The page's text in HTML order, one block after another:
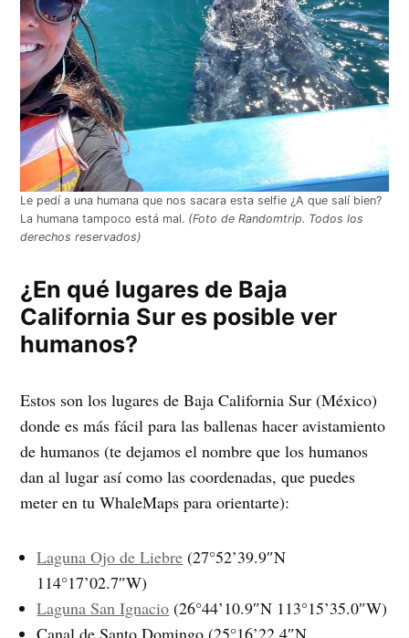
Le pedí a una humana que nos sacara esta selfie ¿A que salí bien?
La humana tampoco está mal. (Foto de Randomtrip. Todos los
derechos reservados)
¿En qué lugares de Baja
California Sur es posible ver
humanos?
Estos son los lugares de Baja California Sur (México)
donde es más fácil para las ballenas hacer avistamiento
de humanos (te dejamos el nombre que los humanos
dan al lugar así como las coordenadas, que puedes
meter en tu WhaleMaps para orientarte):
Laguna Ojo de Liebre (27°52’39.9″N
114°17’02.7″W)
Laguna San Ignacio (26°44’10.9″N 113°15’35.0″W)
Canal de Santo Domingo (25°16’22.4″N